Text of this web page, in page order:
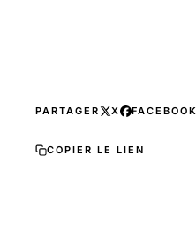
PARTAGER X FACEBOOK
COPIER LE LIEN